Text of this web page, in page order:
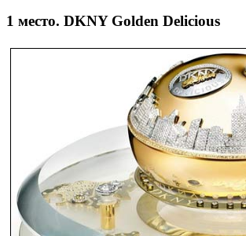
1 место. DKNY Golden Delicious